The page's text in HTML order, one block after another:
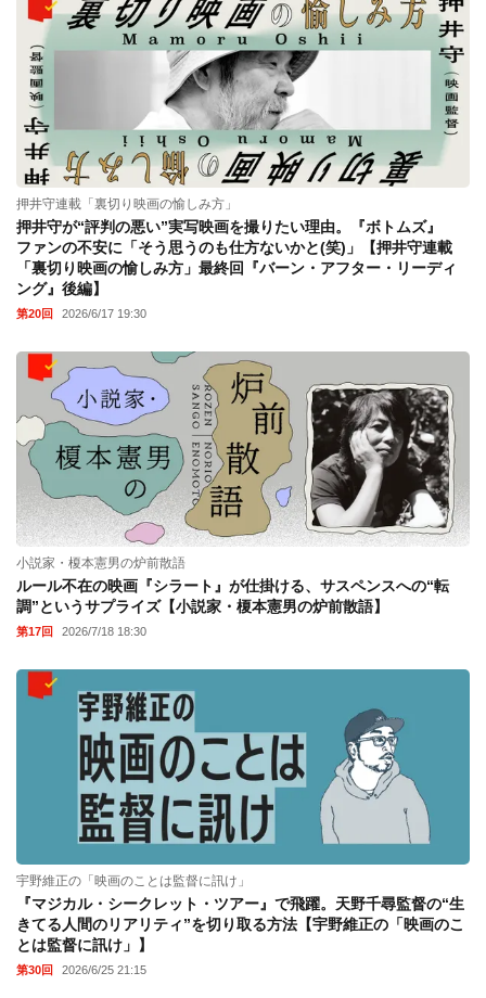
押井守連載「裏切り映画の愉しみ方」
押井守が“評判の悪い”実写映画を撮りたい理由。『ボトムズ』
ファンの不安に「そう思うのも仕方ないかと(笑)」【押井守連載
「裏切り映画の愉しみ方」最終回『バーン・アフター・リーディ
ング』後編】
第20回 2026/6/17 19:30
小説家・榎本憲男の炉前散語
ルール不在の映画『シラート』が仕掛ける、サスペンスへの“転
調”というサプライズ【小説家・榎本憲男の炉前散語】
第17回 2026/7/18 18:30
宇野維正の「映画のことは監督に訊け」
『マジカル・シークレット・ツアー』で飛躍。天野千尋監督の“生
きてる人間のリアリティ”を切り取る方法【宇野維正の「映画のこ
とは監督に訊け」】
第30回 2026/6/25 21:15